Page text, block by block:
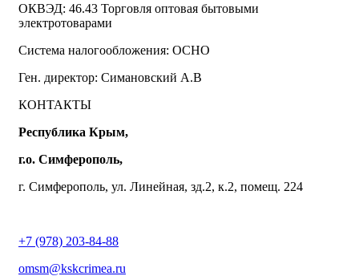
ОКВЭД: 46.43 Торговля оптовая бытовыми
электротоварами
Система налогообложения: ОСНО
Ген. директор: Симановский А.В
КОНТАКТЫ
Республика Крым,
г.о. Симферополь,
г. Симферополь, ул. Линейная, зд.2, к.2, помещ. 224
+7 (978) 203-84-88
omsm@kskcrimea.ru